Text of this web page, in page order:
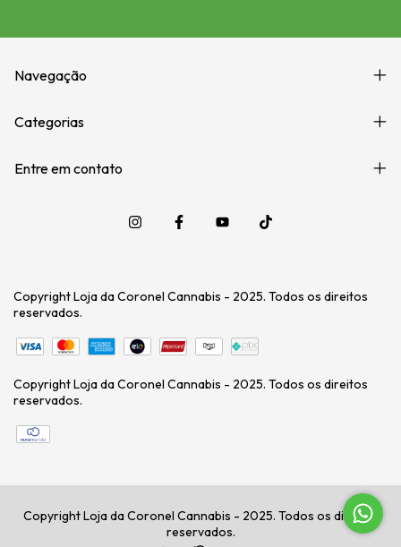
Navegação
Categorias
Entre em contato